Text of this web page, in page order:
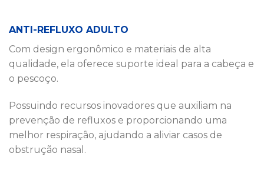
ANTI-REFLUXO ADULTO
Com design ergonômico e materiais de alta
qualidade, ela oferece suporte ideal para a cabeça e
o pescoço.
Possuindo recursos inovadores que auxiliam na
prevenção de refluxos e proporcionando uma
melhor respiração, ajudando a aliviar casos de
obstrução nasal.